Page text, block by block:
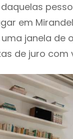
em
uma janela de
de juro com